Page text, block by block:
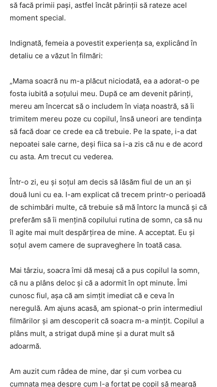
să facă primii pași, astfel încât părinții să rateze acel
moment special.
Indignată, femeia a povestit experiența sa, explicând în
detaliu ce a văzut în filmări:
„Mama soacră nu m-a plăcut niciodată, ea a adorat-o pe
fosta iubită a soțului meu. După ce am devenit părinți,
mereu am încercat să o includem în viața noastră, să îi
trimitem mereu poze cu copilul, însă uneori are tendința
să facă doar ce crede ea că trebuie. Pe la spate, i-a dat
nepoatei sale carne, deși fiica sa i-a zis că nu e de acord
cu asta. Am trecut cu vederea.
Într-o zi, eu și soțul am decis să lăsăm fiul de un an și
două luni cu ea. I-am explicat că trecem printr-o perioadă
de schimbări multe, că trebuie să mă întorc la muncă și că
preferăm să îi mențină copilului rutina de somn, ca să nu
îl agite mai mult despărțirea de mine. A acceptat. Eu și
soțul avem camere de supraveghere în toată casa.
Mai târziu, soacra îmi dă mesaj că a pus copilul la somn,
că nu a plâns deloc și că a adormit în opt minute. Îmi
cunosc fiul, așa că am simțit imediat că e ceva în
neregulă. Am ajuns acasă, am spionat-o prin intermediul
filmărilor și am descoperit că soacra m-a mințit. Copilul a
plâns mult, a strigat după mine și a durat mult să
adoarmă.
Am auzit cum râdea de mine, dar și cum vorbea cu
cumnata mea despre cum l-a forțat pe copil să meargă